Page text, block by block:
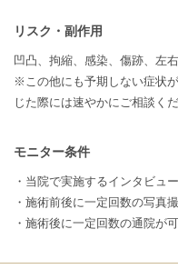
リスク・副作用
凹凸、拘縮、感染、傷跡、左
※この他にも予期しない症状
じた際には速やかにご相談く
モニター条件
・当院で実施するインタビュ
・施術前後に一定回数の写真
・施術後に一定回数の通院が